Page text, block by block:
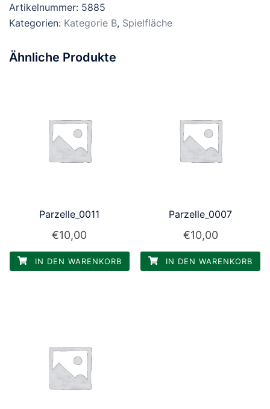
Artikelnummer: 5885
Kategorien: Kategorie B, Spielfläche
Ähnliche Produkte
Parzelle_0011
€10,00
IN DEN WARENKORB
Parzelle_0007
€10,00
IN DEN WARENKORB